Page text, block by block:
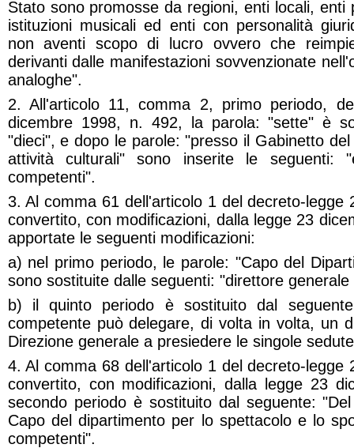
Stato sono promosse da regioni, enti locali, enti
istituzioni musicali ed enti con personalità
non aventi scopo di lucro ovvero che
derivanti dalle manifestazioni sovvenzionate
analoghe".
2. All'articolo 11, comma 2, primo periodo,
dicembre 1998, n. 492, la parola: "sette" è
"dieci", e dopo le parole: "presso il Gabinetto
attività culturali" sono inserite le seguenti:
competenti".
3. Al comma 61 dell'articolo 1 del decreto-legge
convertito, con modificazioni, dalla legge 23
apportate le seguenti modificazioni:
a) nel primo periodo, le parole: "Capo del
sono sostituite dalle seguenti: "direttore
b) il quinto periodo è sostituito dal
competente può delegare, di volta in volta, un
Direzione generale a presiedere le singole
4. Al comma 68 dell'articolo 1 del decreto-legge
convertito, con modificazioni, dalla legge 23
secondo periodo è sostituito dal seguente:
Capo del dipartimento per lo spettacolo e lo
competenti".